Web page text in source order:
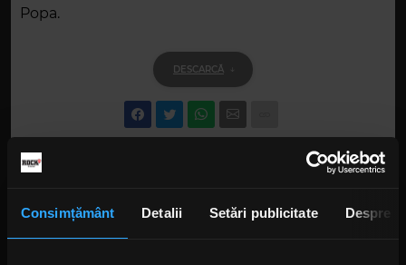
Consimțământ Detalii Setări publicitate Despre
Popa.
DESCARCĂ